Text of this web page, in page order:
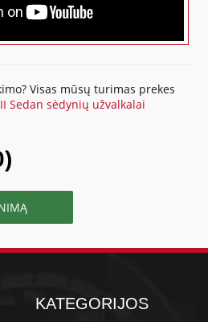
Visas mūsų turimas prekes
Sedan sėdynių užvalkalai
KATEGORIJOS